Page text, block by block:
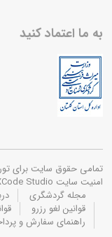
به ما اعتماد کنید
تمامی حقوق سایت برای
امنیت سایت XCode Studio
مجله گردشگری
قوانین لغو رزرو
راهنمای سفارش و